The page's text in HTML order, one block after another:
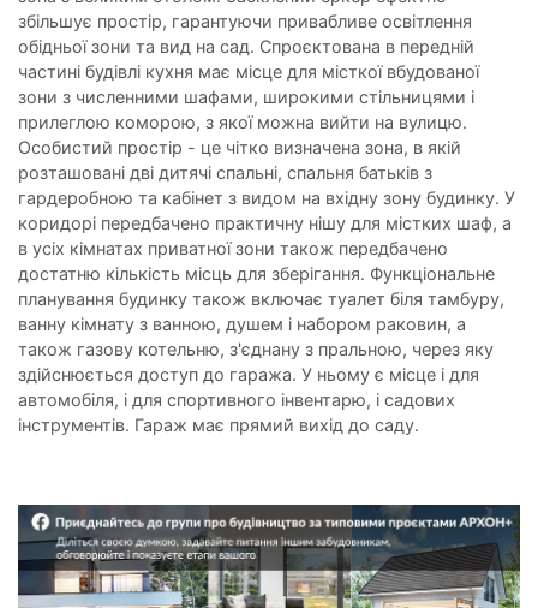
збільшує простір, гарантуючи привабливе освітлення
обідньої зони та вид на сад. Спроєктована в передній
частині будівлі кухня має місце для місткої вбудованої
зони з численними шафами, широкими стільницями і
прилеглою коморою, з якої можна вийти на вулицю.
Особистий простір - це чітко визначена зона, в якій
розташовані дві дитячі спальні, спальня батьків з
гардеробною та кабінет з видом на вхідну зону будинку. У
коридорі передбачено практичну нішу для містких шаф, а
в усіх кімнатах приватної зони також передбачено
достатню кількість місць для зберігання. Функціональне
планування будинку також включає туалет біля тамбуру,
ванну кімнату з ванною, душем і набором раковин, а
також газову котельню, з'єднану з пральною, через яку
здійснюється доступ до гаража. У ньому є місце і для
автомобіля, і для спортивного інвентарю, і садових
інструментів. Гараж має прямий вихід до саду.